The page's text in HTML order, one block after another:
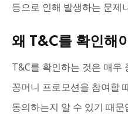
등으로 인해 발생하는 문제
왜 T&C를 확인해
T&C를 확인하는 것은 매우
꽁머니 프로모션을 참여할
동의하는지 알 수 있기 때